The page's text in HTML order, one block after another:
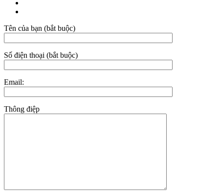
Tên của bạn (bắt buộc)
Số điện thoại (bắt buộc)
Email:
Thông điệp